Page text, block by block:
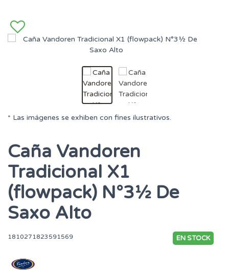
* Las imágenes se exhiben con fines ilustrativos.
Caña Vandoren
Tradicional X1
(flowpack) N°3½ De
Saxo Alto
1810271823591569 EN STOCK